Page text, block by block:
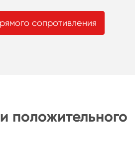
сопротивления
положительного